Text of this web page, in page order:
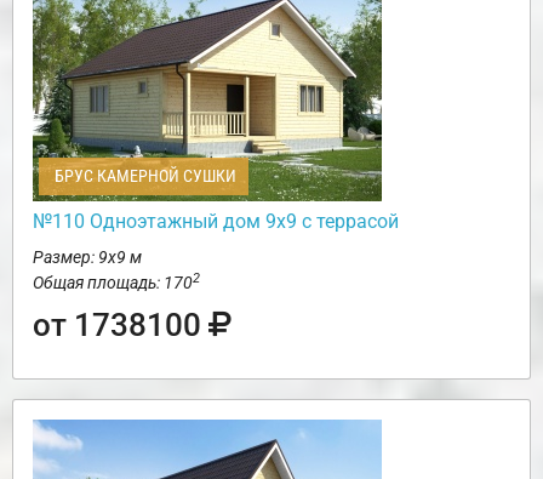
БРУС КАМЕРНОЙ СУШКИ
№110 Одноэтажный дом 9х9 с террасой
Размер: 9х9 м
Общая площадь: 1702
от 1738100